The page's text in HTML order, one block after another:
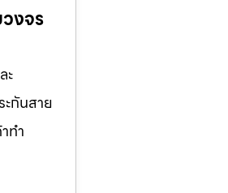
งจร
ะ
กันสาย
ทำ